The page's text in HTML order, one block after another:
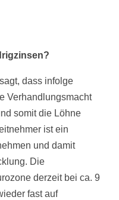
dass infolge
Verhandlungsmacht
somit die Löhne
ist ein
und damit
Die
derzeit bei ca. 9
fast auf